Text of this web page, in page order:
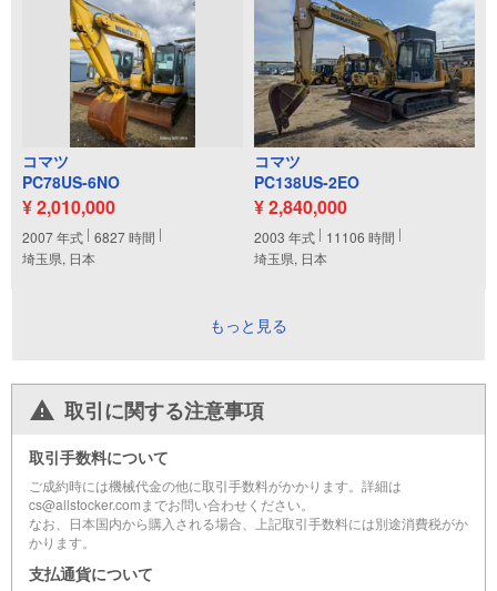
コマツ
PC78US-6NO
¥ 2,010,000
2007年式 6827時間
埼玉県, 日本
コマツ
PC138US-2EO
¥ 2,840,000
2003 年式 11106 時間
埼玉県, 日本
もっと見る
取引に関する注意事項
取引手数料について
ご成約時には機械代金の他に取引手数料がかかります。詳細は
cs@allstocker.comまでお問い合わせください。
なお、日本国内から購入される場合、上記取引手数料には別途消費税がか
かります。
支払通貨について